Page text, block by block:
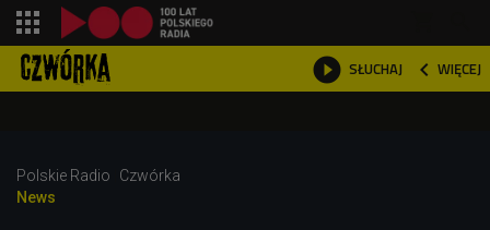
 SŁUCHAJ  WIĘCEJ

Polskie Radio
Czwórka
News